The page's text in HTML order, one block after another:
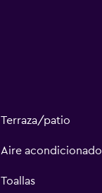
Terraza/patio
Aire acondicionado
Toallas